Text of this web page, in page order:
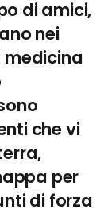
di amici,
nei
medicina
che vi
per
di forza